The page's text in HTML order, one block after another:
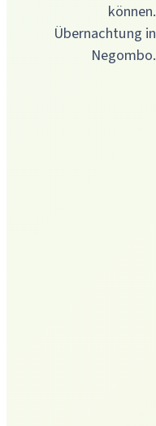
können.
Übernachtung in
Negombo.